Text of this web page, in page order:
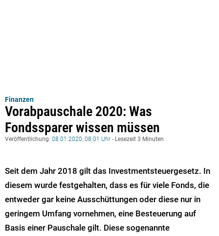
Finanzen
Vorabpauschale 2020: Was
Fondssparer wissen müssen
Veröffentlichung: 08.01.2020, 08:01 Uhr - Lesezeit 3 Minuten
Seit dem Jahr 2018 gilt das Investmentsteuergesetz. In
diesem wurde festgehalten, dass es für viele Fonds, die
entweder gar keine Ausschüttungen oder diese nur in
geringem Umfang vornehmen, eine Besteuerung auf
Basis einer Pauschale gilt. Diese sogenannte